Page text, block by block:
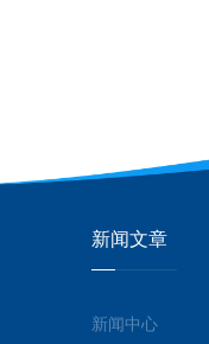
新闻文章
新闻中心